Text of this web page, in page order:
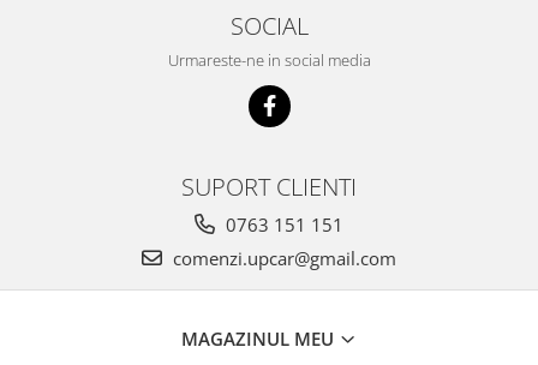
SOCIAL
Urmareste-ne in social media
SUPORT CLIENTI
0763 151 151
comenzi.upcar@gmail.com
MAGAZINUL MEU